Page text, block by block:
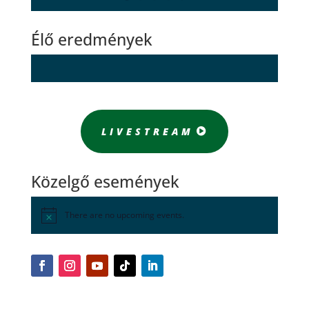
Élő eredmények
LIVESTREAM
Közelgő események
There are no upcoming events.